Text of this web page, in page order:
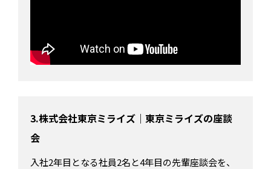
3.株式会社東京ミライズ｜東京ミライズの座談
会
入社2年目となる社員2名と4年目の先輩座談会を、